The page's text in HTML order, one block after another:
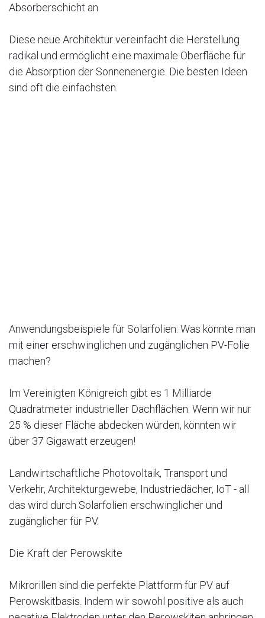
Absorberschicht an.
Diese neue Architektur vereinfacht die Herstellung
radikal und ermöglicht eine maximale Oberfläche für
die Absorption der Sonnenenergie. Die besten Ideen
sind oft die einfachsten.
Anwendungsbeispiele für Solarfolien: Was könnte man
mit einer erschwinglichen und zugänglichen PV-Folie
machen?
Im Vereinigten Königreich gibt es 1 Milliarde
Quadratmeter industrieller Dachflächen. Wenn wir nur
25 % dieser Fläche abdecken würden, könnten wir
über 37 Gigawatt erzeugen!
Landwirtschaftliche Photovoltaik, Transport und
Verkehr, Architekturgewebe, Industriedächer, IoT - all
das wird durch Solarfolien erschwinglicher und
zugänglicher für PV.
Die Kraft der Perowskite
Mikrorillen sind die perfekte Plattform für PV auf
Perowskitbasis. Indem wir sowohl positive als auch